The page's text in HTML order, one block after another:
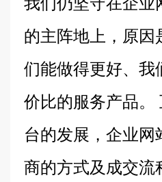
的主阵地上，原因
们能做得更好、我
价比的服务产品。
台的发展，企业网
商的方式及成交流